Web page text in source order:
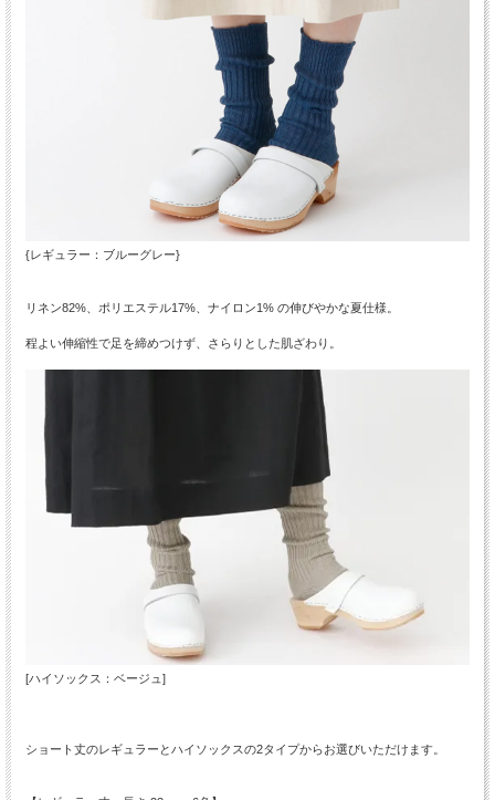
{レギュラー：ブルーグレー}
リネン82%、ポリエステル17%、ナイロン1% の伸びやかな夏仕様。
程よい伸縮性で足を締めつけず、さらりとした肌ざわり。
[ハイソックス：ベージュ]
ショート丈のレギュラーとハイソックスの2タイプからお選びいただけます。